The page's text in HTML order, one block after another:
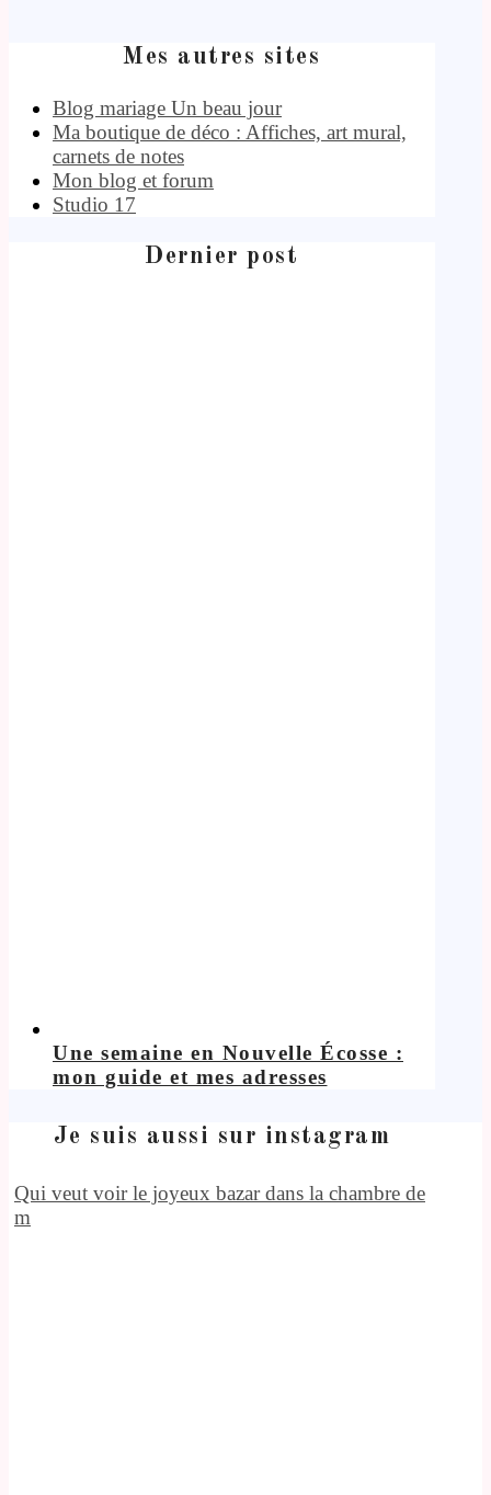
Mes autres sites
Blog mariage Un beau jour
Ma boutique de déco : Affiches, art mural,
carnets de notes
Mon blog et forum
Studio 17
Dernier post
Une semaine en Nouvelle Écosse :
mon guide et mes adresses
Je suis aussi sur instagram
Qui veut voir le joyeux bazar dans la chambre de
m